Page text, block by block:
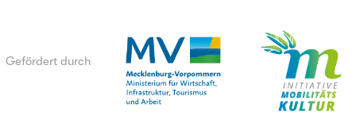
Gefördert durch